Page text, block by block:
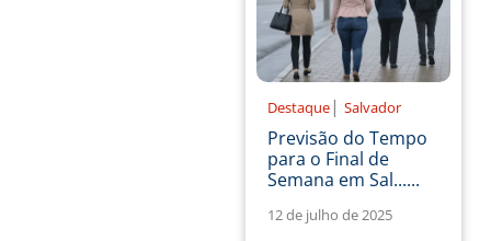
Destaque | Salvador
Previsão do Tempo
para o Final de
Semana em Sal......
12 de julho de 2025